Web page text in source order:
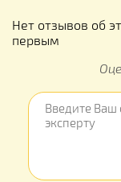
Нет отзывов об
первым